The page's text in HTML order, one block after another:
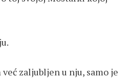
zaljubljen u nju, samo je